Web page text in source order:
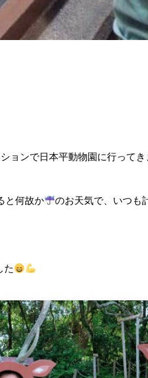
ョンで日本平動物園に行ってき
と何故か のお天気で、いつも
た